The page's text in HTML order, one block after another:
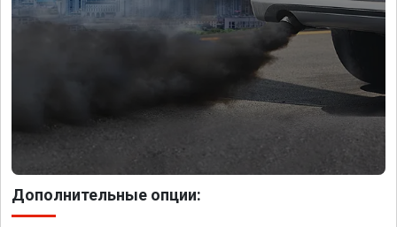
Дополнительные опции: